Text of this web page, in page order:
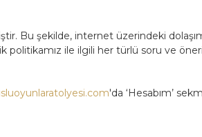
Bu şekilde, internet üzerindeki
politikamız ile ilgili her türlü soru ve
'da ‘Hesabım’